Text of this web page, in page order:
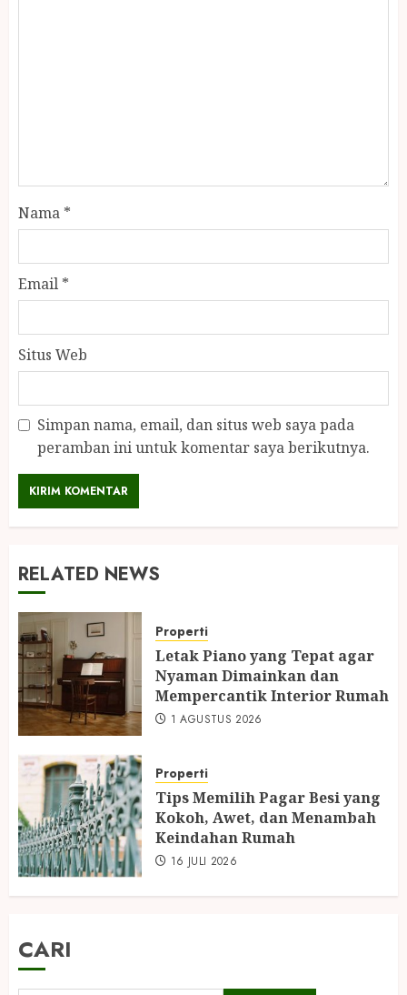
Nama *
Email *
Situs Web
Simpan nama, email, dan situs web saya pada
peramban ini untuk komentar saya berikutnya.
RELATED NEWS
Properti
Letak Piano yang Tepat agar
Nyaman Dimainkan dan
Mempercantik Interior Rumah
1 AGUSTUS 2026
Properti
Tips Memilih Pagar Besi yang
Kokoh, Awet, dan Menambah
Keindahan Rumah
16 JULI 2026
CARI